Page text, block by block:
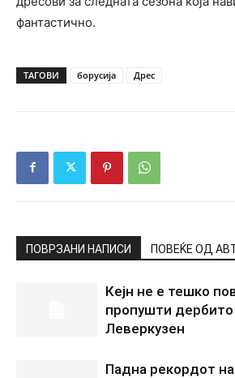
фантастично.
ТАГОВИ борусија Дрес
ПОВРЗАНИ НАПИСИ ПОВЕЌЕ ОД
Кејн не е тешко
пропушти
Леверкузен
Падна рекордот